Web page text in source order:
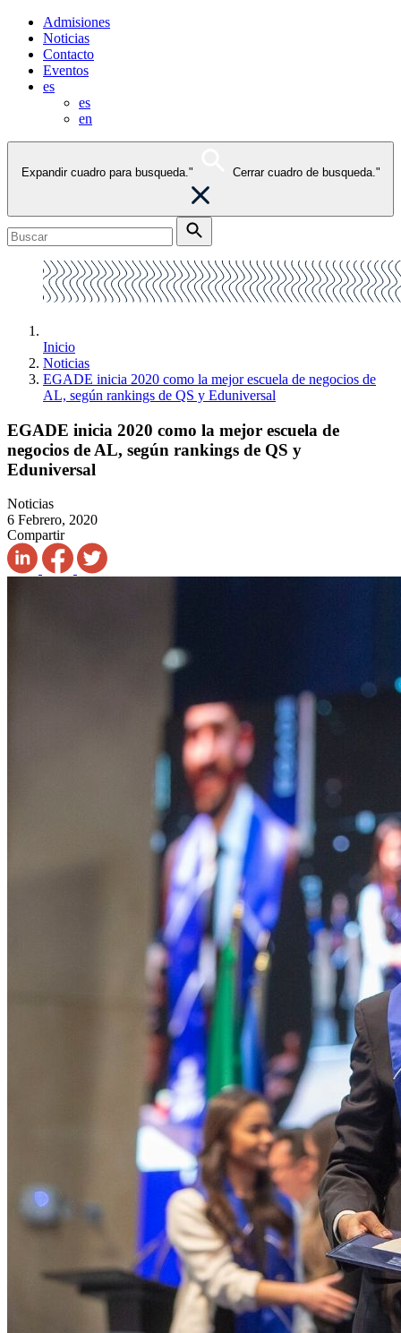
Admisiones
Noticias
Contacto
Eventos
es
es
en
Expandir cuadro para busqueda." Cerrar cuadro de busqueda."
Inicio
Noticias
EGADE inicia 2020 como la mejor escuela de negocios de
AL, según rankings de QS y Eduniversal
EGADE inicia 2020 como la mejor escuela de
negocios de AL, según rankings de QS y
Eduniversal
Noticias
6 Febrero, 2020
Compartir